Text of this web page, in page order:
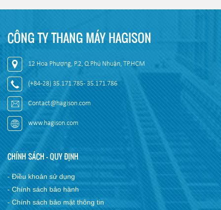
CÔNG TY THANG MÁY HAGISON
12 Hoa Phượng, P.2, Q.Phú Nhuận, TP.HCM
(+84-28) 35.171.785 - 35.171.786
Contact@hagison.com
www.hagison.com
CHÍNH SÁCH - QUY ĐỊNH
- Điều khoản sử dụng
- Chính sách bảo hành
- Chính sách bảo mật thông tin